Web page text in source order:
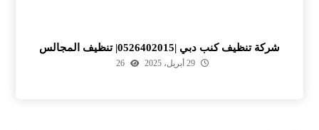
شركة تنظيف كنب دبي |0526402015| تنظيف المجالس
29 أبريل، 2025 26